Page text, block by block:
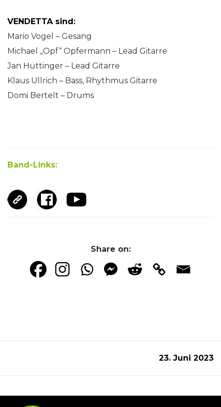
VENDETTA sind:
Mario Vogel – Gesang
Michael „Opf“ Opfermann – Lead Gitarre
Jan Hüttinger – Lead Gitarre
Klaus Ullrich – Bass, Rhythmus Gitarre
Domi Bertelt – Drums
Band-Links:
Share on:
23. Juni 2023